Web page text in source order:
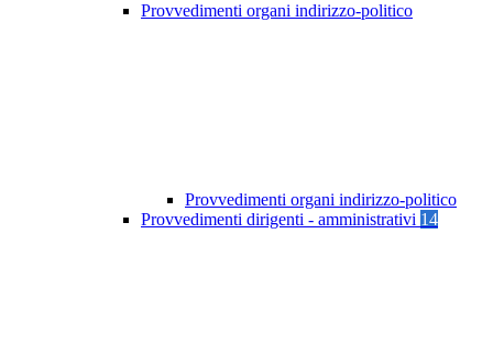
Provvedimenti organi indirizzo-politico
Provvedimenti organi indirizzo-politico
Provvedimenti dirigenti - amministrativi 14